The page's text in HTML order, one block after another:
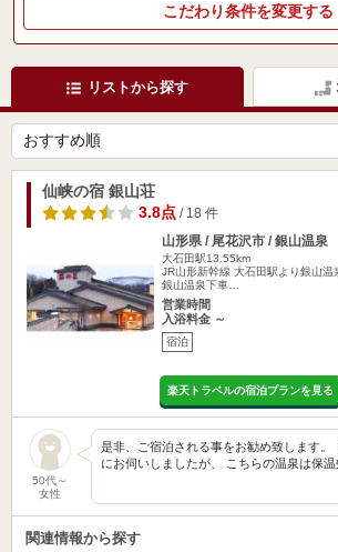
こだわり条件を変更する
リストから探す
仙峡の宿 銀山荘
3.8点/ 18 件
山形県 / 尾花沢市 / 銀山温泉
大石田駅13.55km
JR山形新幹線 大石田駅より銀山温
銀山温泉下車…
営業時間
入浴料金 ～
宿泊
楽天トラベルの宿泊プランを見る
50代～
女性
是非、ご宿泊される事をお勧め致します。
にお伺いしましたが、 こちらの温泉は保
関連情報から探す